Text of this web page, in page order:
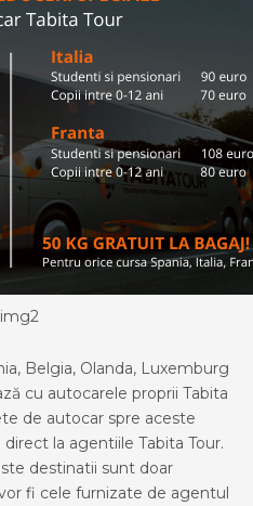
Belgia, Olanda, Luxemburg
cu autocarele proprii Tabita
de autocar spre aceste
la agentiile Tabita Tour.
destinatii sunt doar
fi cele furnizate de agentul